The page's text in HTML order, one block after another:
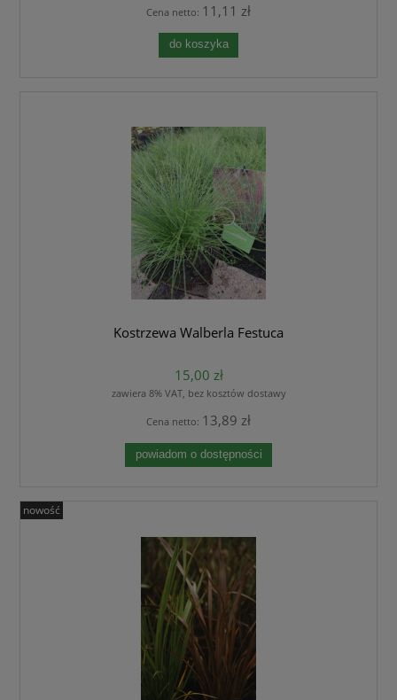
Cena netto: 11,11 zł
do koszyka
Kostrzewa Walberla Festuca
15,00 zł
zawiera 8% VAT, bez kosztów dostawy
Cena netto: 13,89 zł
powiadom o dostępności
nowość